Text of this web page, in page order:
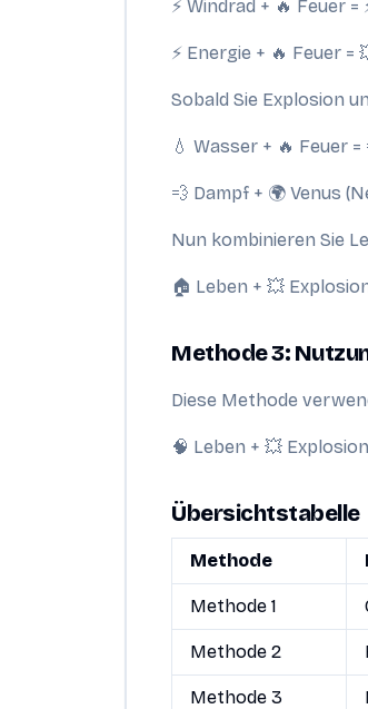
⚡ Windrad + 🔥 Feuer =
⚡ Energie + 🔥 Feuer =
Sobald Sie Explosion
💧 Wasser + 🔥 Feuer
💨 Dampf + 🌍 Venus
Nun kombinieren Sie
🏠 Leben + 💥
Methode 3:
Diese Methode
🧠 Leben + 💥
Übersichtstabelle
Methode
Methode 1
Methode 2
Methode 3